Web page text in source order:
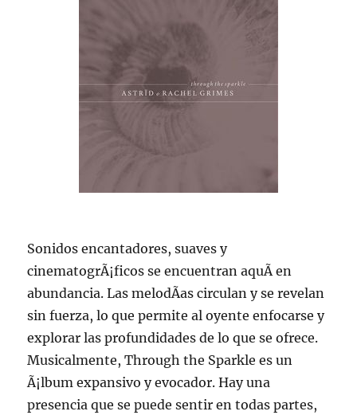
Sonidos encantadores, suaves y
cinematogrÃ¡ficos se encuentran aquÃ­ en
abundancia. Las melodÃ­as circulan y se revelan
sin fuerza, lo que permite al oyente enfocarse y
explorar las profundidades de lo que se ofrece.
Musicalmente, Through the Sparkle es un
Ã¡lbum expansivo y evocador. Hay una
presencia que se puede sentir en todas partes,